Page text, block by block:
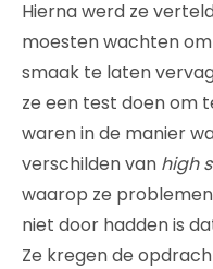
Hierna werd ze
moesten wachten
smaak te laten
ze een test doen om
waren in de manier
verschilden van high
waarop ze
niet door hadden is
Ze kregen de